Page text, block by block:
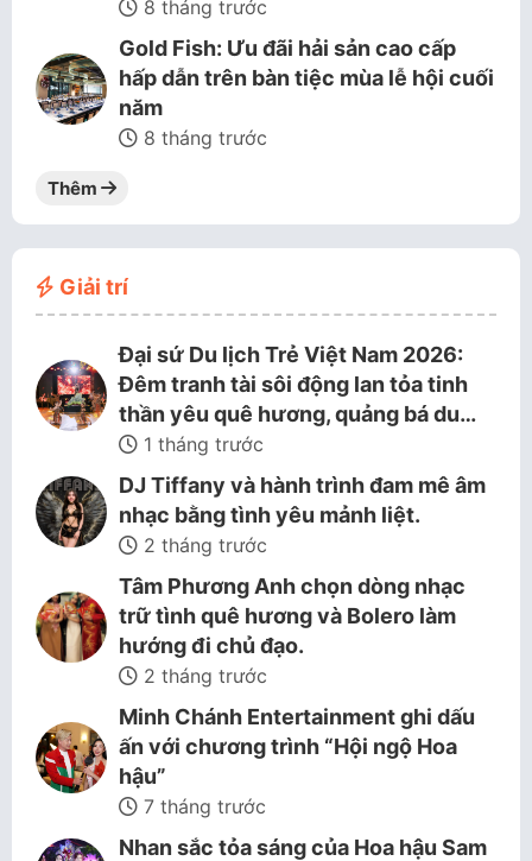
8 tháng trước
Gold Fish: Ưu đãi hải sản cao cấp
hấp dẫn trên bàn tiệc mùa lễ hội cuối
năm
8 tháng trước
Thêm
Giải trí
Đại sứ Du lịch Trẻ Việt Nam 2026:
Đêm tranh tài sôi động lan tỏa tinh
thần yêu quê hương, quảng bá du…
1 tháng trước
DJ Tiffany và hành trình đam mê âm
nhạc bằng tình yêu mảnh liệt.
2 tháng trước
Tâm Phương Anh chọn dòng nhạc
trữ tình quê hương và Bolero làm
hướng đi chủ đạo.
2 tháng trước
Minh Chánh Entertainment ghi dấu
ấn với chương trình “Hội ngộ Hoa
hậu”
7 tháng trước
Nhan sắc tỏa sáng của Hoa hậu Sam